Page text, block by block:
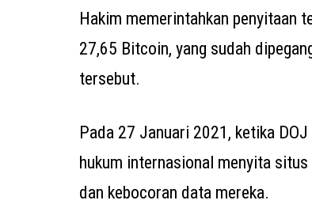
Hakim memerintahkan penyitaan
27,65 Bitcoin, yang sudah
tersebut.
Pada 27 Januari 2021, ketika
hukum internasional menyita
dan kebocoran data mereka.